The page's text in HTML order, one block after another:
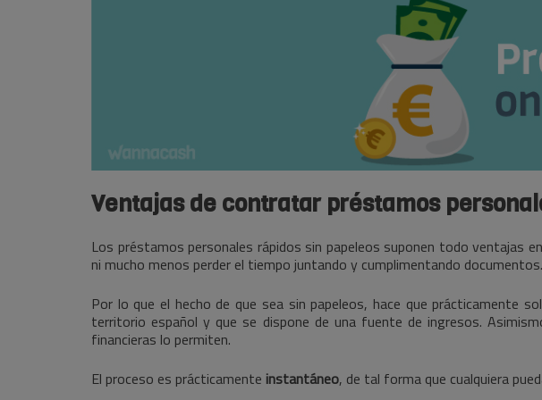
Ventajas de contratar préstamos
Los préstamos personales rápidos sin papeleos suponen todo ventajas
ni mucho menos perder el tiempo juntando y cumplimentando documentos.
Por lo que el hecho de que sea sin papeleos, hace que prácticamente
territorio español y que se dispone de una fuente de ingresos.
financieras lo permiten.
El proceso es prácticamente instantáneo, de tal forma que cualquiera